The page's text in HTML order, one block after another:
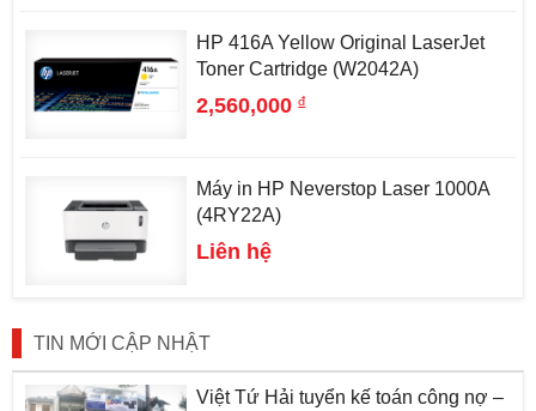
HP 416A Yellow Original LaserJet
Toner Cartridge (W2042A)
2,560,000đ
Máy in HP Neverstop Laser 1000A
(4RY22A)
Liên hệ
TIN MỚI CẬP NHẬT
Việt Tứ Hải tuyển kế toán công nợ –